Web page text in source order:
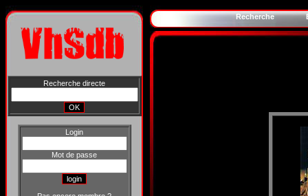
Recherche directe
Login
Mot de passe
Recherche